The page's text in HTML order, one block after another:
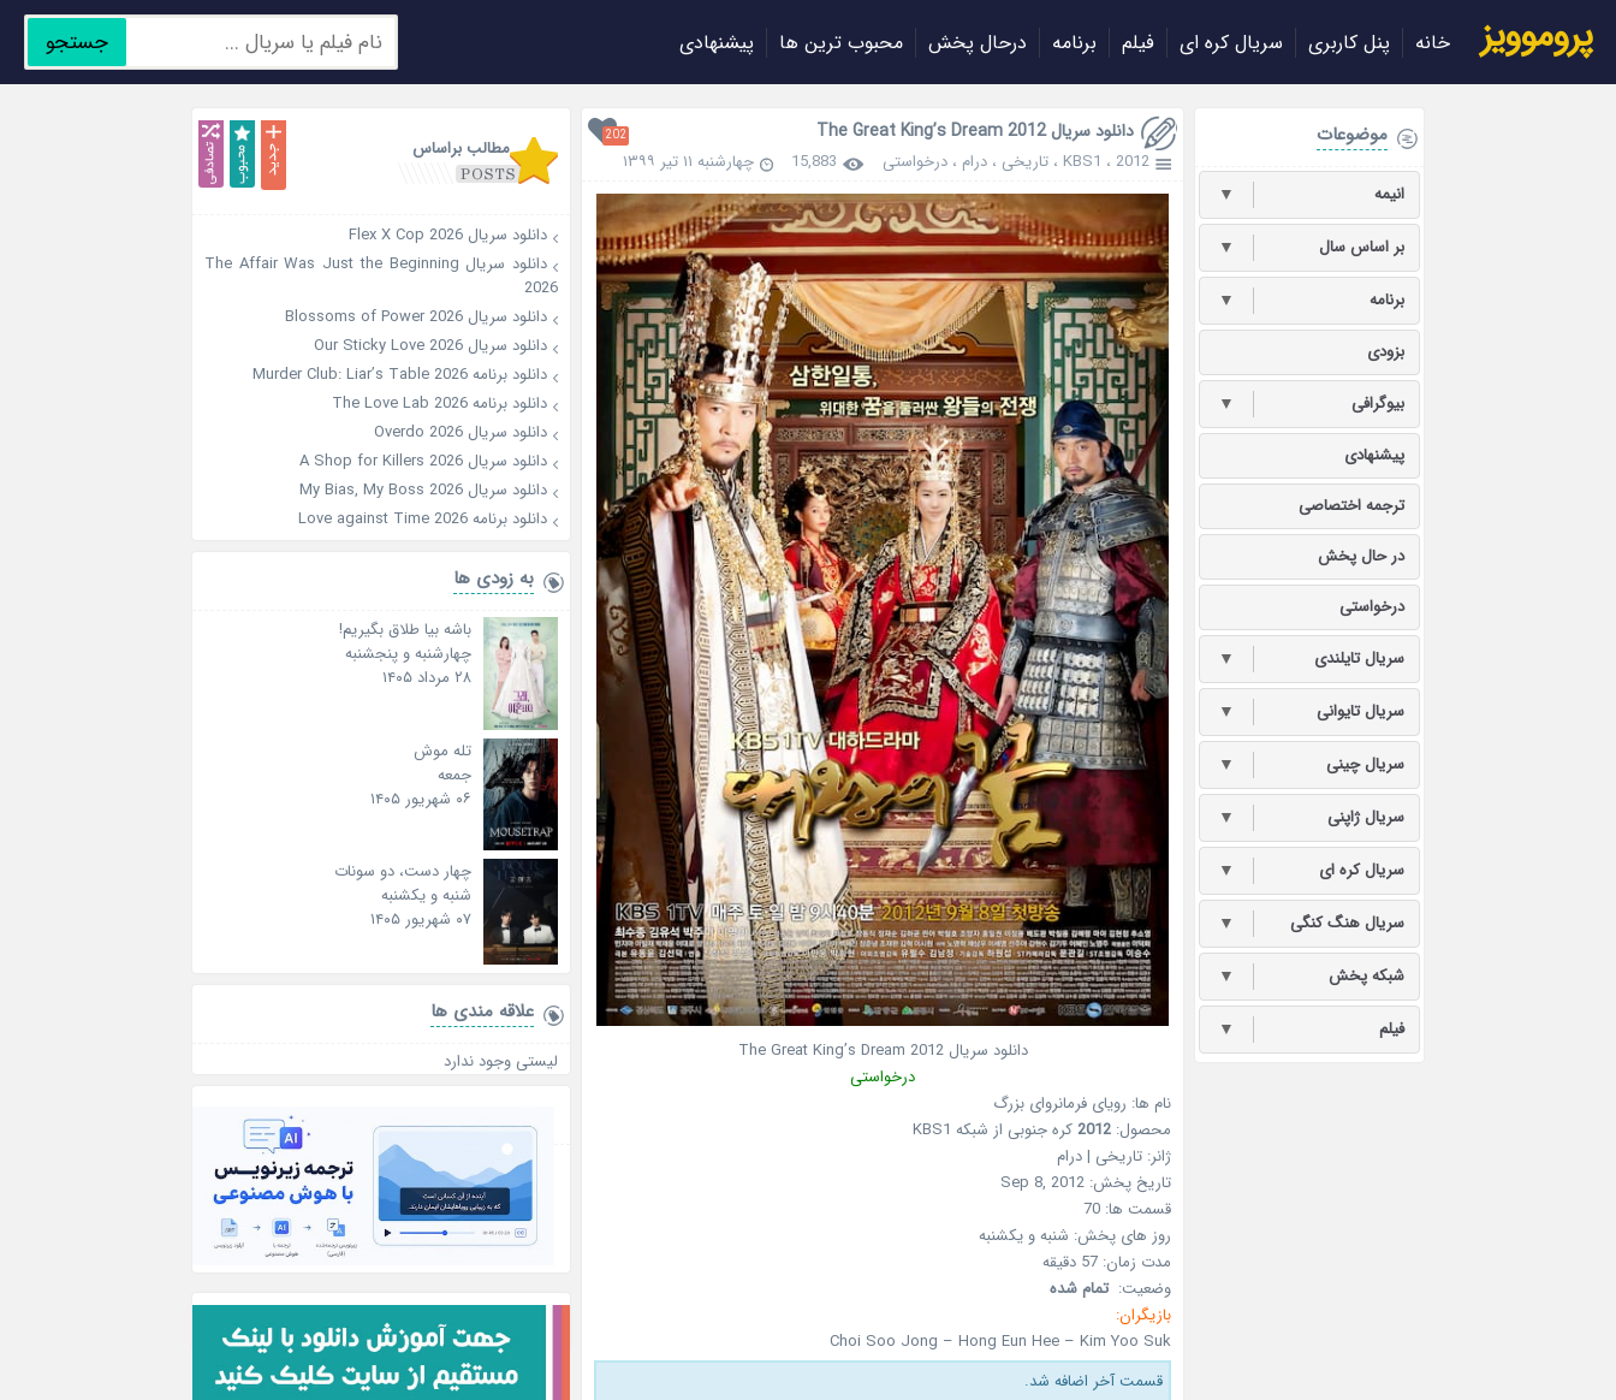
پروموویز خانه پنل کاربری سریال کره ای فیلم برنامه درحال پخش محبوب ترین ها پیشنهادی جستجو
دانلود سریال The Great King’s Dream 2012 202
2012 ، KBS1 ، تاریخی ، درام ، درخواستی 15,883 چهارشنبه ۱۱ تیر ۱۳۹۹
دانلود سریال The Great King’s Dream 2012
درخواستی
نام ها: رویای فرمانروای بزرگ
محصول: 2012کره جنوبی از شبکه KBS1
ژانر: تاریخی | درام
تاریخ پخش: Sep 8, 2012
قسمت ها: 70
روز های پخش: شنبه و یکشنبه
مدت زمان: 57 دقیقه
وضعیت: تمام شده
بازیگران:
Choi Soo Jong – Hong Eun Hee – Kim Yoo Suk
قسمت آخر اضافه شد.
موضوعات
انیمه ▼
بر اساس سال ▼
برنامه ▼
بزودی
بیوگرافی ▼
پیشنهادی
ترجمه اختصاصی
در حال پخش
درخواستی
سریال تایلندی ▼
سریال تایوانی ▼
سریال چینی ▼
سریال ژاپنی ▼
سریال کره ای ▼
سریال هنگ کنگی ▼
شبکه پخش ▼
فیلم ▼
مطالب براساس
دانلود سریال Flex X Cop 2026
دانلود سریال The Affair Was Just the Beginning
2026
دانلود سریال Blossoms of Power 2026
دانلود سریال Our Sticky Love 2026
دانلود برنامه Murder Club: Liar’s Table 2026
دانلود برنامه The Love Lab 2026
دانلود سریال Overdo 2026
دانلود سریال A Shop for Killers 2026
دانلود سریال My Bias, My Boss 2026
دانلود برنامه Love against Time 2026
به زودی ها
باشه بیا طلاق بگیریم!
چهارشنبه و پنجشنبه
۲۸ مرداد ۱۴۰۵
تله موش
جمعه
۰۶ شهریور ۱۴۰۵
چهار دست، دو سونات
شنبه و یکشنبه
۰۷ شهریور ۱۴۰۵
علاقه‌ مندی ها
لیستی وجود ندارد